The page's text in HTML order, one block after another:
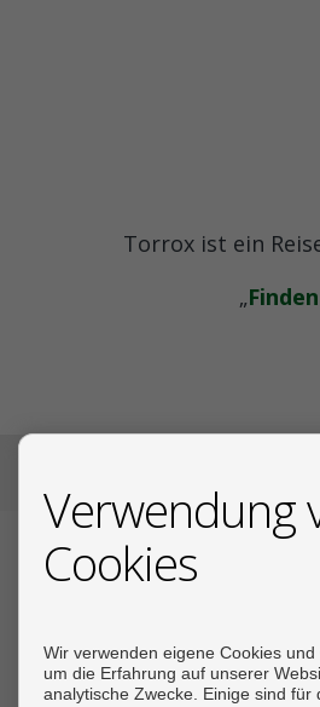
Torrox ist ein
„
KONTAKT
29780 Nerja (Málaga)
+34 670068309
Verwendung
Cookies
Wir verwenden eigene Cookies und
um die Erfahrung auf unserer
analytische Zwecke. Einige sind